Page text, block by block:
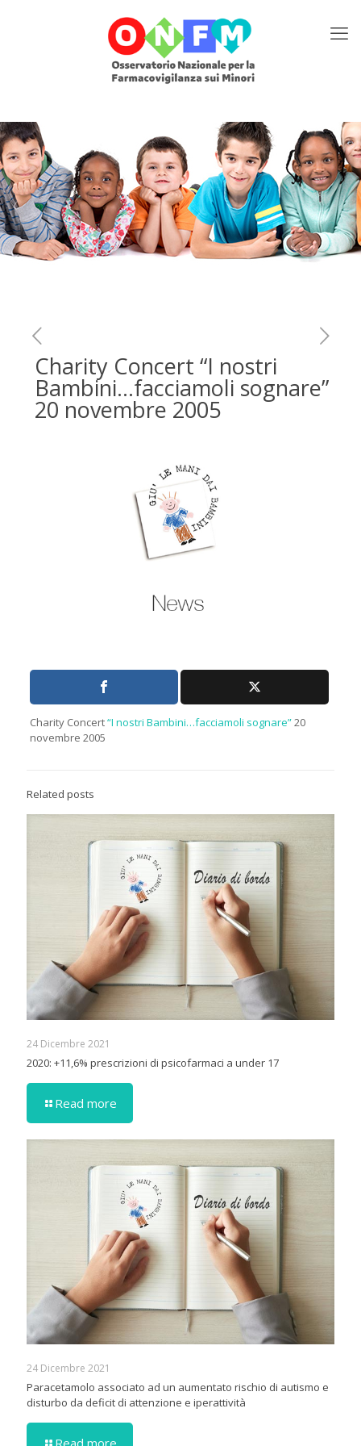
Charity Concert “I nostri
Bambini…facciamoli sognare”
20 novembre 2005
Charity Concert“I nostri Bambini…facciamoli sognare”20
novembre 2005
Related posts
24 Dicembre 2021
2020: +11,6% prescrizioni di psicofarmaci a under 17
Read more
24 Dicembre 2021
Paracetamolo associato ad un aumentato rischio di autismo e
disturbo da deficit di attenzione e iperattività